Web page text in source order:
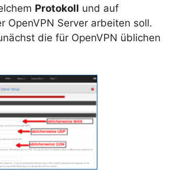
Protokoll und auf
OpenVPN Server arbeiten soll.
die für OpenVPN üblichen